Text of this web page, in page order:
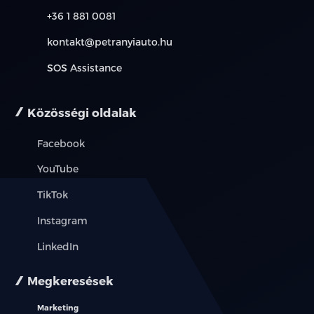
rendszer,
7 légzsák (vezető és utasoldali + első sori oldal-és
függönylégzsákok + középső légzsák)
tükörnél
Mechanikus gyerekzár
+36 1 881 0081
kontakt@petranyiauto.hu
SOS Assistance
Közösségi oldalak
Facebook
YouTube
TikTok
Instagram
LinkedIn
Megkeresések
Marketing